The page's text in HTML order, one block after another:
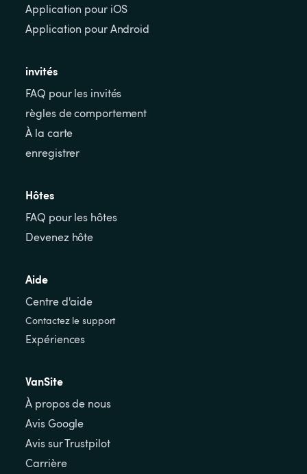
Application pour iOS
Application pour Android
invités
FAQ pour les invités
règles de comportement
À la carte
enregistrer
Hôtes
FAQ pour les hôtes
Devenez hôte
Aide
Centre d'aide
Contactez le support
Expériences
VanSite
À propos de nous
Avis Google
Avis sur Trustpilot
Carrière